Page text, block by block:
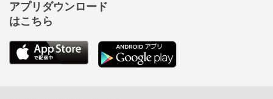
アプリダウンロード
はこちら